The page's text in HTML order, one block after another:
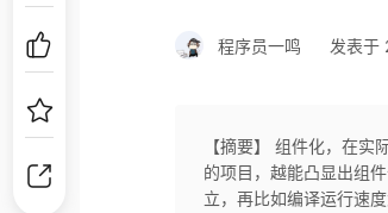
程序员一鸣 发表
【摘要】 组件化，在
的项目，越能凸显出组
立，再比如编译运行速